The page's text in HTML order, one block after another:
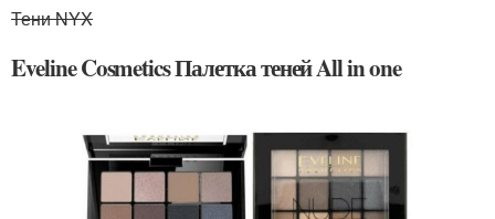
Тени NYX
Eveline Cosmetics Палетка теней All in one